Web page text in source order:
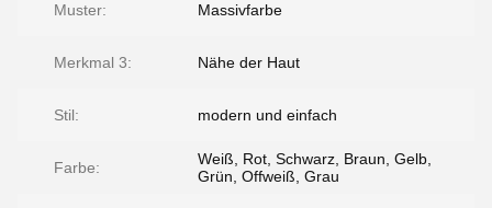
Muster: Massivfarbe
Merkmal 3: Nähe der Haut
Stil: modern und einfach
Farbe:
Weiß, Rot, Schwarz, Braun, Gelb,
Grün, Offweiß, Grau